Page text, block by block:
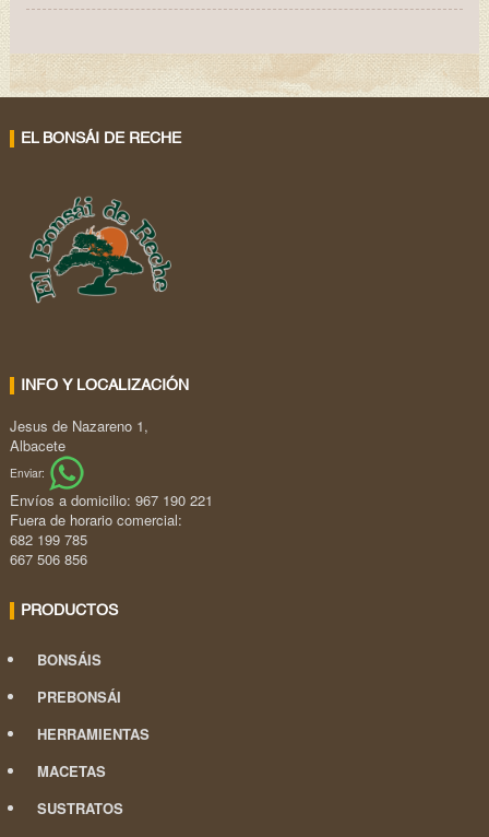
EL BONSÁI DE RECHE
INFO Y LOCALIZACIÓN
Jesus de Nazareno 1,
Albacete
Enviar:
Envíos a domicilio: 967 190 221
Fuera de horario comercial:
682 199 785
667 506 856
PRODUCTOS
BONSÁIS
PREBONSÁI
HERRAMIENTAS
MACETAS
SUSTRATOS